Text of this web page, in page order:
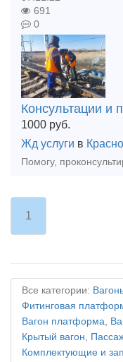
691
0
Консультации и
1000 руб.
Жд услуги в
1
Все категории:
Фитинговая
Вагон платформа,
Крытый вагон,
Комплектующие и